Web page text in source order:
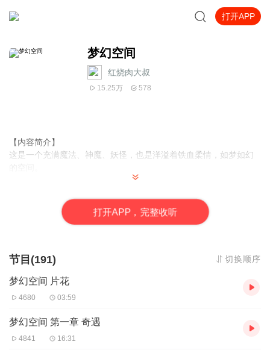
打开APP
梦幻空间
红烧肉大叔
15.25万 578
【内容简介】
这是一个充满魔法、神魔、妖怪，也是洋溢着铁血柔情，如梦如幻
玄雨网络小说大神作家，代表作《小兵传说》。
主播：红烧肉，国家二级演员，热爱有声事业，有声小说播音员，
事中人物，亲切、自然、随意、引人入胜，使听众们身临其境。
【购买须知】
1、本作品为付费有声书，前46集为免费试听，购买成功后，即可收
2、版权归原作者所有，严禁翻录成任何形式...
打开APP，完整收听
节目(191) 切换顺序
梦幻空间 片花
4680 03:59
梦幻空间 第一章 奇遇
4841 16:31